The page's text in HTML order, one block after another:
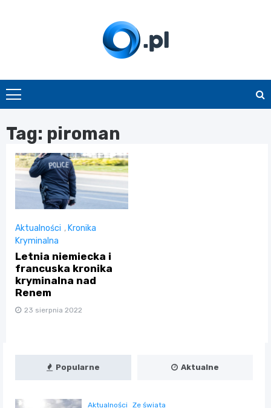
O.pl
Tag: piroman
Aktualności , Kronika
Kryminalna
Letnia niemiecka i
francuska kronika
kryminalna nad
Renem
23 sierpnia 2022
Popularne Aktualne
Aktualności Ze świata